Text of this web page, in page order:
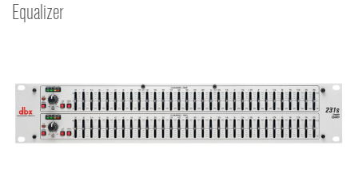
Schulungen
Sprache/Region
Equalizer